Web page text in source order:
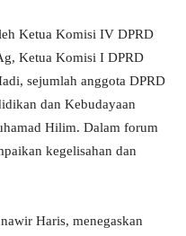
Ketua Komisi IV DPRD
Ketua Komisi I DPRD
sejumlah anggota DPRD
dan Kebudayaan
Hilim. Dalam forum
kegelisahan dan
Haris, menegaskan